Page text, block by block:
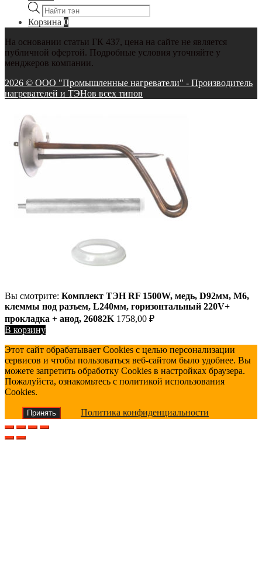
Поиск
товаров
Корзина 0
На основании статьи ГК 437, цена на сайте не является
публичной офертой. Подробные условия уточняйте у
менджеров компании.
2026 © ООО "Промышленные нагреватели" - Производитель
нагревателей и ТЭНов всех типов
Вы смотрите: Комплект ТЭН RF 1500W, медь, D92мм, М6,
клеммы под разъем, L240мм, горизонтальный 220V+
прокладка + анод, 26082K 1758,00 ₽
В корзину
Этот сайт обрабатывает Cookies с целью персонализации
сервисов и чтобы пользоваться веб-сайтом было удобнее. Вы
можете запретить обработку Cookies в настройках браузера.
Пожалуйста, ознакомьтесь с политикой использования
Cookies.
Принять Политика конфиденциальности